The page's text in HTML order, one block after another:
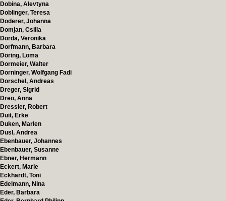
Dobina, Alevtyna
Doblinger, Teresa
Doderer, Johanna
Domjan, Csilla
Dorda, Veronika
Dorfmann, Barbara
Döring, Loma
Dormeier, Walter
Dorninger, Wolfgang Fadi
Dorschel, Andreas
Dreger, Sigrid
Dreo, Anna
Dressler, Robert
Duit, Erke
Duken, Marlen
Dusl, Andrea
Ebenbauer, Johannes
Ebenbauer, Susanne
Ebner, Hermann
Eckert, Marie
Eckhardt, Toni
Edelmann, Nina
Eder, Barbara